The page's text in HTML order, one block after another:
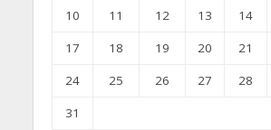
10
11 12 13 14
17
18 19 20 21
24
25 26 27 28
31